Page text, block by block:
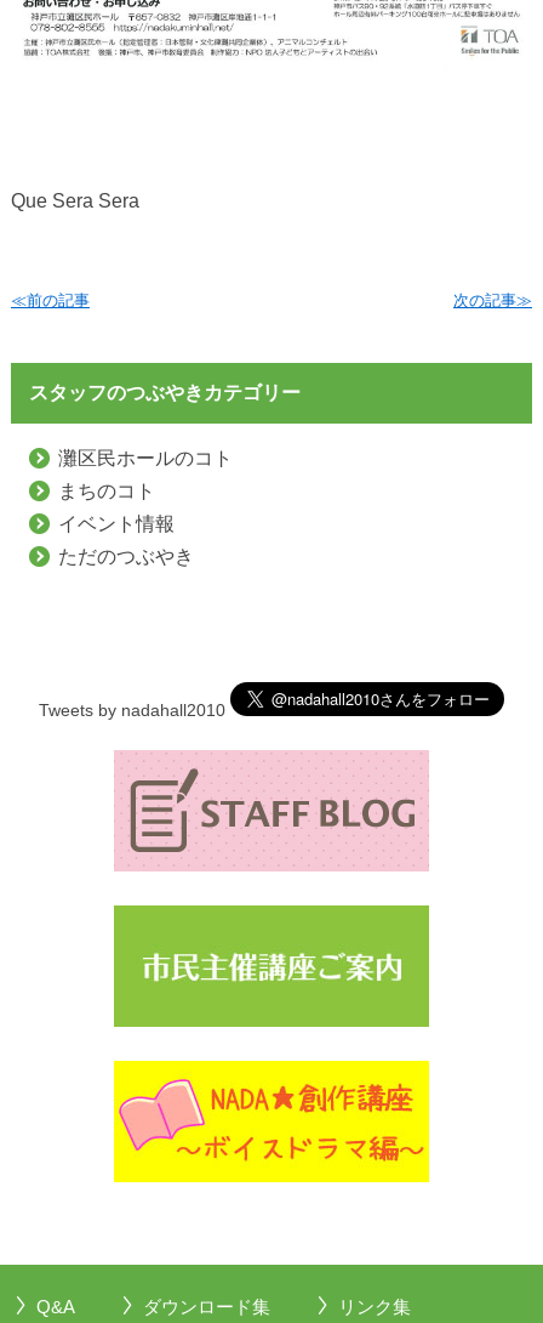
Que Sera Sera
≪前の記事 次の記事≫
スタッフのつぶやきカテゴリー
灘区民ホールのコト
まちのコト
イベント情報
ただのつぶやき
Tweets by nadahall2010
Q&A ダウンロード集 リンク集